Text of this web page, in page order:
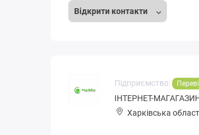
Відкрити контакти
Підприємство:
ІНТЕРНЕТ-
Харківська